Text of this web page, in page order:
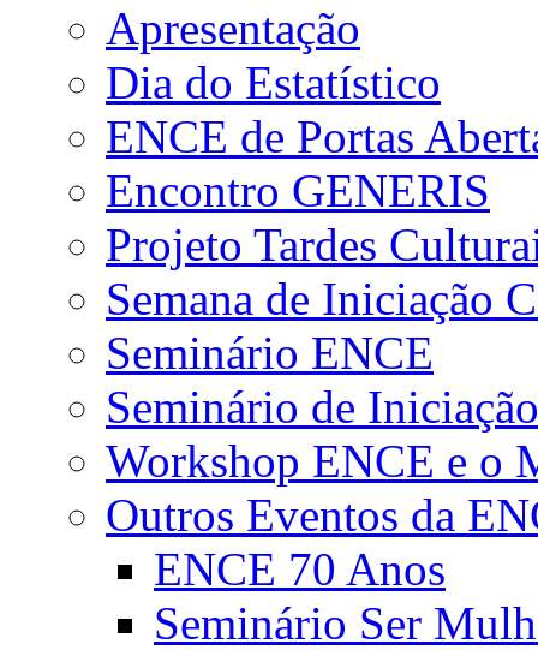
Apresentação
Dia do Estatístico
ENCE de Portas
Encontro GENERIS
Projeto Tardes
Semana de Iniciação
Seminário ENCE
Seminário de
Workshop ENCE e o
Outros Eventos da
ENCE 70 Anos
Seminário Ser